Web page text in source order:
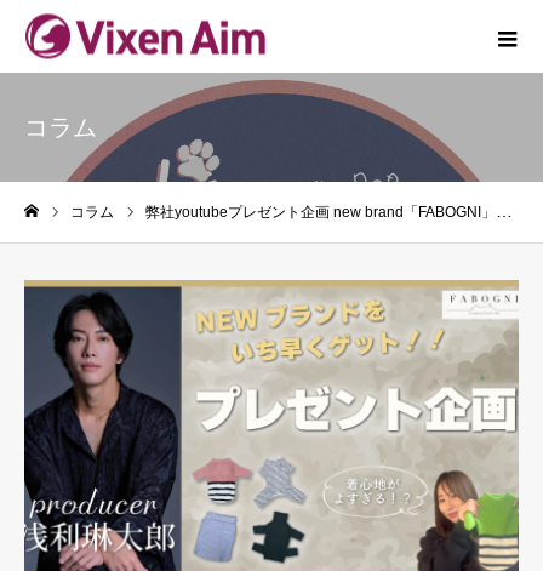
コラム
コラム 弊社youtubeプレゼント企画 new brand「FABOGNI」第2回目